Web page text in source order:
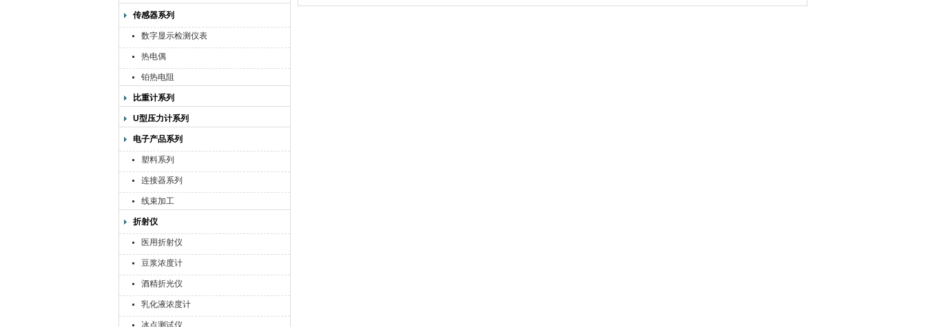
传感器系列
数字显示检测仪表
热电偶
铂热电阻
比重计系列
U型压力计系列
电子产品系列
塑料系列
连接器系列
线束加工
折射仪
医用折射仪
豆浆浓度计
酒精折光仪
乳化液浓度计
冰点测试仪